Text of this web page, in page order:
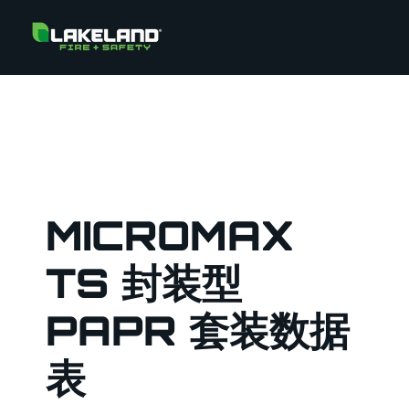
MICROMAX
TS 封装型
PAPR 套装数据
表